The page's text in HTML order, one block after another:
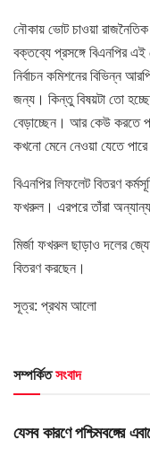
নৌকায় ভোট চাওয়া রাজনৈতিক
বক্তব্যে প্রসঙ্গে বিএনপির
নির্বাচন কমিশনের বিভিন্ন
জন্য। কিন্তু বিষয়টা তো
বেড়াচ্ছেন। আর কেউ করতে
কখনো মেনে নেওয়া যেতে পারে
বিএনপির লিফলেট বিতরণ
ফখরুল। এরপরে তাঁরা অন্যান্য
মির্জা ফখরুল ছাড়াও দলের
বিতরণ করছেন।
সূত্র: প্রথম আলো
সম্পর্কিতসংবাদ
HOME POST
যেসব কারণে পশ্চিমবঙ্গের